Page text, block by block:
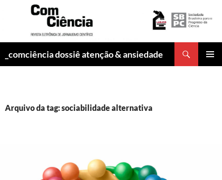
_comciência dossiê atenção & ansiedade
Arquivo da tag: sociabilidade alternativa